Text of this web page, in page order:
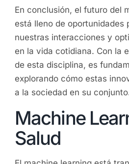
En conclusión, el futuro del
está lleno de oportunidades
nuestras interacciones y
en la vida cotidiana. Con la
de esta disciplina, es
explorando cómo estas
a la sociedad en su
Machine
Salud